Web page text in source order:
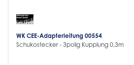
WK CEE-Adapterleitung 00554
Schukostecker - 3polig Kupplung 0,3m